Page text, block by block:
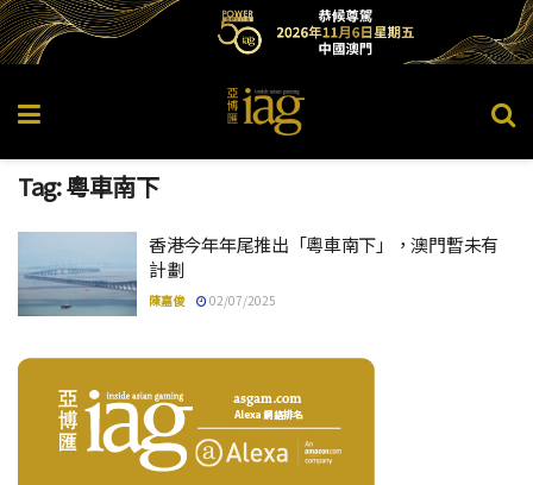
Tag:粵車南下
香港今年年尾推出「粵車南下」，澳門暫未有
計劃
陳嘉俊 02/07/2025